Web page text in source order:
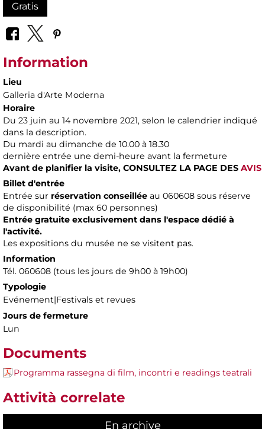
Gratis
Information
Lieu
Galleria d'Arte Moderna
Horaire
Du 23 juin au 14 novembre 2021, selon le calendrier indiqué
dans la description.
Du mardi au dimanche de 10.00 à 18.30
dernière entrée une demi-heure avant la fermeture
Avant de planifier la visite, CONSULTEZ LA PAGE DES AVIS
Billet d'entrée
Entrée sur réservation conseillée au 060608 sous réserve
de disponibilité (max 60 personnes)
Entrée gratuite exclusivement dans l'espace dédié à
l'activité.
Les expositions du musée ne se visitent pas.
Information
Tél. 060608 (tous les jours de 9h00 à 19h00)
Typologie
Evénement|Festivals et revues
Jours de fermeture
Lun
Documents
Programma rassegna di film, incontri e readings teatrali
Attività correlate
En archive